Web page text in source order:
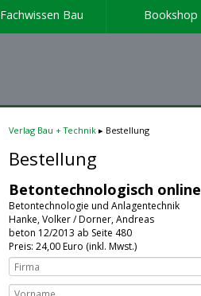
Fachwissen Bau Bookshop
Verlag Bau + Technik Bestellung
Bestellung
Betontechnologisch online
Betontechnologie und Anlagentechnik
Hanke, Volker / Dorner, Andreas
beton 12/2013 ab Seite 480
Preis: 24,00 Euro (inkl. Mwst.)